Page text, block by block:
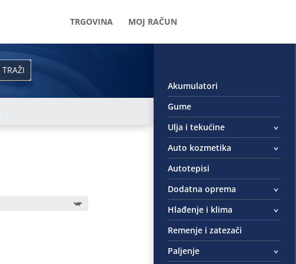
TRGOVINA MOJ RAČUN
Akumulatori
Gume
Ulja i tekućine
Auto kozmetika
Autotepisi
Dodatna oprema
Hlađenje i klima
Remenje i zatezači
Paljenje